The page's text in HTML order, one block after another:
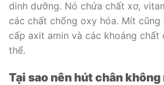
dinh dưỡng. Nó chứa chất xơ,
các chất chống oxy hóa. Mít cũng
cấp axit amin và các khoáng chất
thể.
Tại sao nên hút chân